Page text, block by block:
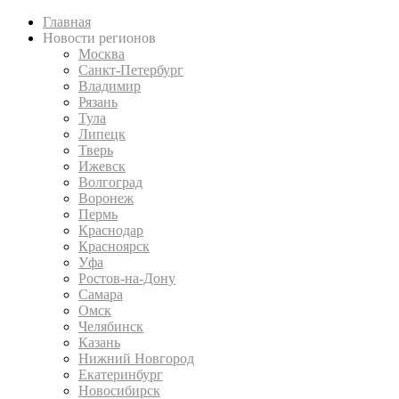
Главная
Новости регионов
Москва
Санкт-Петербург
Владимир
Рязань
Тула
Липецк
Тверь
Ижевск
Волгоград
Воронеж
Пермь
Краснодар
Красноярск
Уфа
Ростов-на-Дону
Самара
Омск
Челябинск
Казань
Нижний Новгород
Екатеринбург
Новосибирск